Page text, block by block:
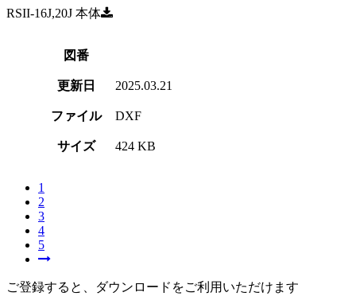
RSII-16J,20J 本体
図番
更新日 2025.03.21
ファイル DXF
サイズ 424 KB
1
2
3
4
5
ご登録すると、ダウンロードをご利用いただけます